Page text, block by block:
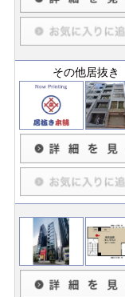
その他居抜き